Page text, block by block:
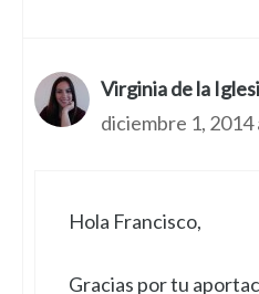
Virginia de la
diciembre 1, 2014
Hola Francisco,
Gracias por tu